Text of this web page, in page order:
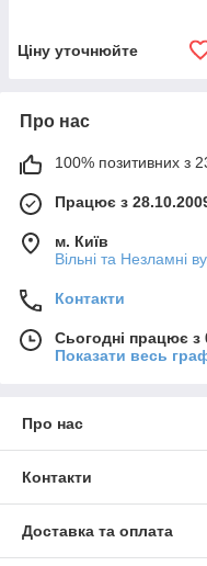
Ціну уточнюйте
Про нас
100% позитивних з 23
Працює з
м. Київ
Вільні та Незламні
Контакти
Сьогодні працює з
Показати весь
Про нас
Контакти
Доставка та оплата